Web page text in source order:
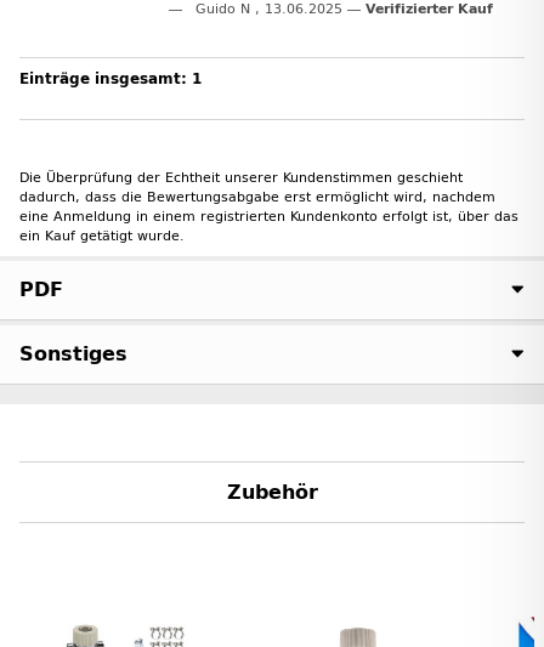
Guido N , 13.06.2025 Verifizierter Kauf
Einträge insgesamt: 1
Die Überprüfung der Echtheit unserer Kundenstimmen geschieht
dadurch, dass die Bewertungsabgabe erst ermöglicht wird, nachdem
eine Anmeldung in einem registrierten Kundenkonto erfolgt ist, über das
ein Kauf getätigt wurde.
PDF
Sonstiges
Zubehör